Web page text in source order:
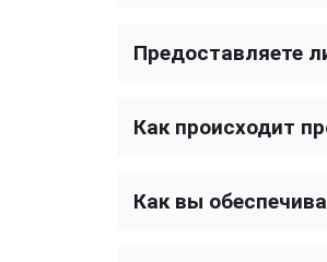
Предоставляете
Как происходит
Как вы